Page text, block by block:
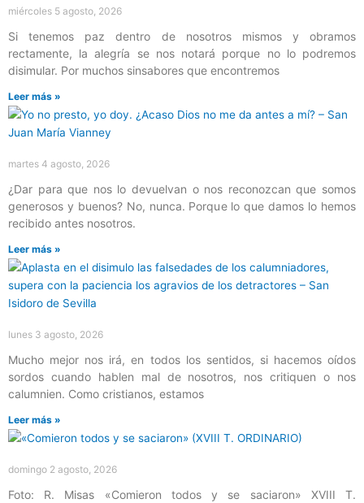
miércoles 5 agosto, 2026
Si tenemos paz dentro de nosotros mismos y obramos
rectamente, la alegría se nos notará porque no lo podremos
disimular. Por muchos sinsabores que encontremos
Leer más »
martes 4 agosto, 2026
¿Dar para que nos lo devuelvan o nos reconozcan que somos
generosos y buenos? No, nunca. Porque lo que damos lo hemos
recibido antes nosotros.
Leer más »
lunes 3 agosto, 2026
Mucho mejor nos irá, en todos los sentidos, si hacemos oídos
sordos cuando hablen mal de nosotros, nos critiquen o nos
calumnien. Como cristianos, estamos
Leer más »
domingo 2 agosto, 2026
Foto: R. Misas «Comieron todos y se saciaron» XVIII T.